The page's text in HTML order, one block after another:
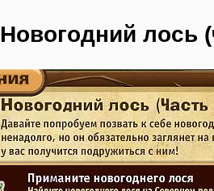
Новогодний лось